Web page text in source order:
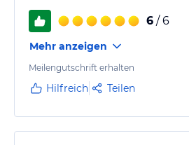
6 / 6
Mehr anzeigen
Meilengutschrift erhalten
Hilfreich Teilen